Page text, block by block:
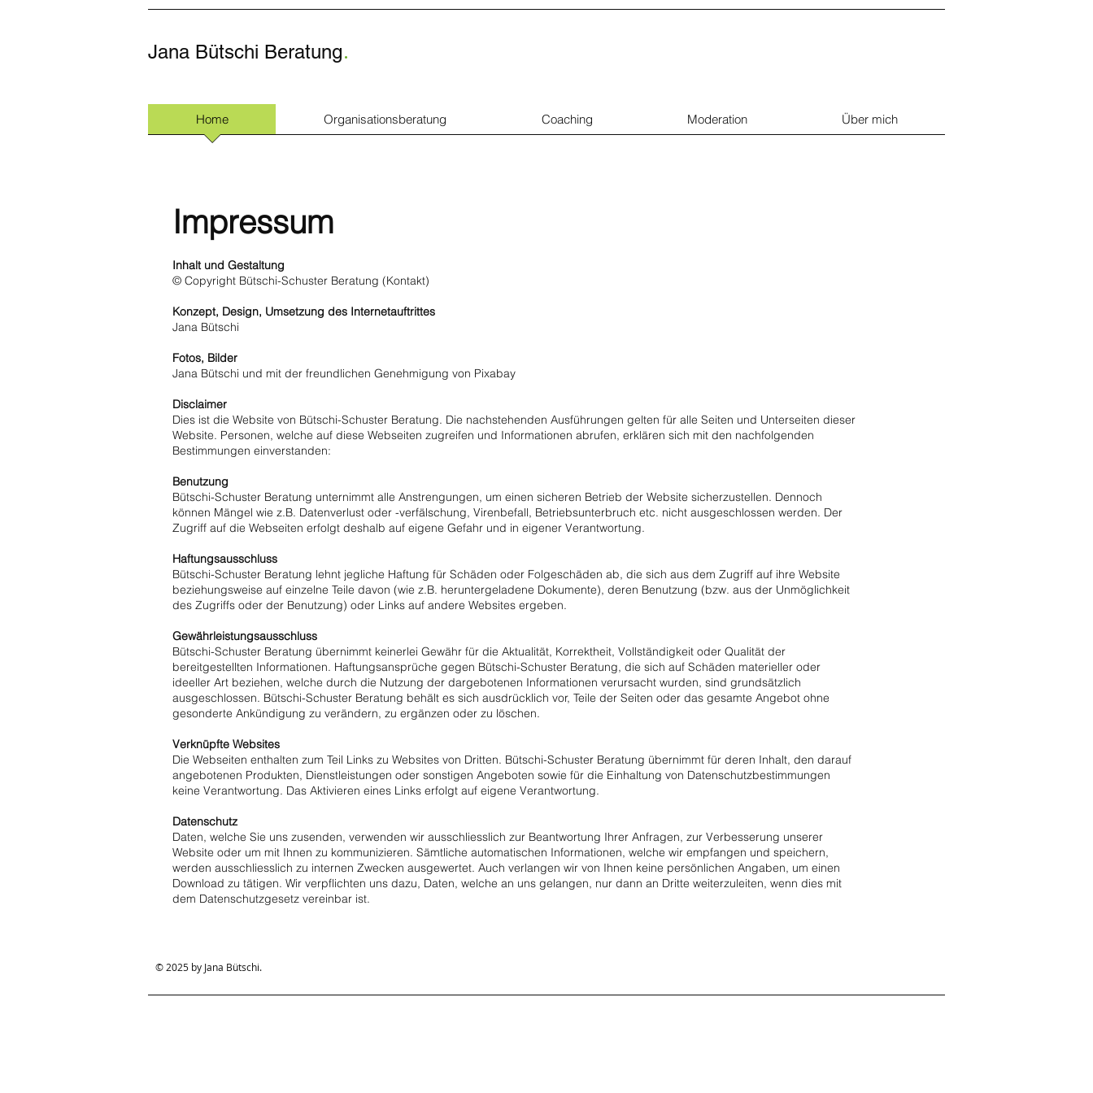
Jana Bütschi Beratung.
Impressum
Inhalt und Gestaltung
© Copyright Bütschi-Schuster Beratung (Kontakt)
Konzept, Design, Umsetzung des Internetauftrittes
Jana Bütschi
Fotos, Bilder
Jana Bütschi und mit der freundlichen Genehmigung von Pixabay
Disclaimer
Dies ist die Website von Bütschi-Schuster Beratung. Die nachstehenden Ausführungen gelten für alle Seiten und Unterseiten dieser
Website. Personen, welche auf diese Webseiten zugreifen und Informationen abrufen, erklären sich mit den nachfolgenden
Bestimmungen einverstanden:
Benutzung
Bütschi-Schuster Beratung unternimmt alle Anstrengungen, um einen sicheren Betrieb der Website sicherzustellen. Dennoch
können Mängel wie z.B. Datenverlust oder -verfälschung, Virenbefall, Betriebsunterbruch etc. nicht ausgeschlossen werden. Der
Zugriff auf die Webseiten erfolgt deshalb auf eigene Gefahr und in eigener Verantwortung.
Haftungsausschluss
Bütschi-Schuster Beratung lehnt jegliche Haftung für Schäden oder Folgeschäden ab, die sich aus dem Zugriff auf ihre Website
beziehungsweise auf einzelne Teile davon (wie z.B. heruntergeladene Dokumente), deren Benutzung (bzw. aus der Unmöglichkeit
des Zugriffs oder der Benutzung) oder Links auf andere Websites ergeben.
Gewährleistungsausschluss
Bütschi-Schuster Beratung übernimmt keinerlei Gewähr für die Aktualität, Korrektheit, Vollständigkeit oder Qualität der
bereitgestellten Informationen. Haftungsansprüche gegen Bütschi-Schuster Beratung, die sich auf Schäden materieller oder
ideeller Art beziehen, welche durch die Nutzung der dargebotenen Informationen verursacht wurden, sind grundsätzlich
ausgeschlossen. Bütschi-Schuster Beratung behält es sich ausdrücklich vor, Teile der Seiten oder das gesamte Angebot ohne
gesonderte Ankündigung zu verändern, zu ergänzen oder zu löschen.
Verknüpfte Websites
Die Webseiten enthalten zum Teil Links zu Websites von Dritten. Bütschi-Schuster Beratung übernimmt für deren Inhalt, den darauf
angebotenen Produkten, Dienstleistungen oder sonstigen Angeboten sowie für die Einhaltung von Datenschutzbestimmungen
keine Verantwortung. Das Aktivieren eines Links erfolgt auf eigene Verantwortung.
Datenschutz
Daten, welche Sie uns zusenden, verwenden wir ausschliesslich zur Beantwortung Ihrer Anfragen, zur Verbesserung unserer
Website oder um mit Ihnen zu kommunizieren. Sämtliche automatischen Informationen, welche wir empfangen und speichern,
werden ausschliesslich zu internen Zwecken ausgewertet. Auch verlangen wir von Ihnen keine persönlichen Angaben, um einen
Download zu tätigen. Wir verpflichten uns dazu, Daten, welche an uns gelangen, nur dann an Dritte weiterzuleiten, wenn dies mit
dem Datenschutzgesetz vereinbar ist.
Home Organisationsberatung Coaching Moderation Über mich
© 2025 by Jana Bütschi.